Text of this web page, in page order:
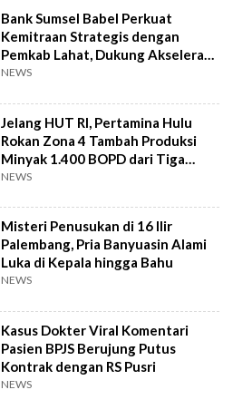
Bank Sumsel Babel Perkuat
Kemitraan Strategis dengan
Pemkab Lahat, Dukung Akselerasi
Ekonomi Daerah
NEWS
Jelang HUT RI, Pertamina Hulu
Rokan Zona 4 Tambah Produksi
Minyak 1.400 BOPD dari Tiga
Sumur Baru
NEWS
Misteri Penusukan di 16 Ilir
Palembang, Pria Banyuasin Alami
Luka di Kepala hingga Bahu
NEWS
Kasus Dokter Viral Komentari
Pasien BPJS Berujung Putus
Kontrak dengan RS Pusri
NEWS